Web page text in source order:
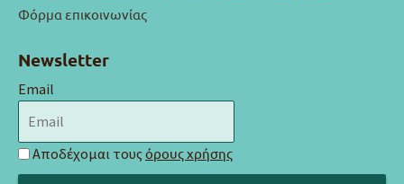
Φόρμα επικοινωνίας
Newsletter
Email
Αποδέχομαι τους όρους χρήσης